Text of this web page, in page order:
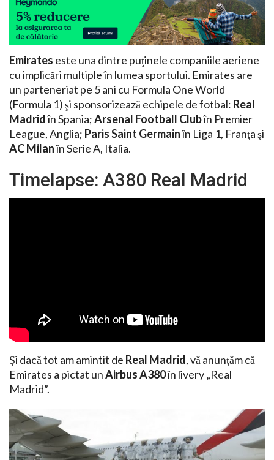
Emirates este una dintre puţinele companiile aeriene
cu implicări multiple în lumea sportului. Emirates are
un parteneriat pe 5 ani cu Formula One World
(Formula 1) şi sponsorizează echipele de fotbal: Real
Madridîn Spania;Arsenal Football Clubîn Premier
League, Anglia; Paris Saint Germainîn Liga 1, Franţa şi
AC Milanîn Serie A, Italia.
Timelapse: A380 Real Madrid
Şi dacă tot am amintit de Real Madrid, vă anunţăm că
Emirates a pictat unAirbus A380în livery „Real
Madrid”.